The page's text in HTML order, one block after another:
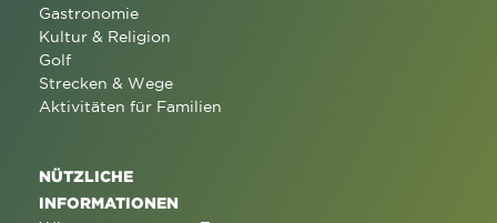
Gastronomie
Kultur & Religion
Golf
Strecken & Wege
Aktivitäten für Familien
NÜTZLICHE
INFORMATIONEN